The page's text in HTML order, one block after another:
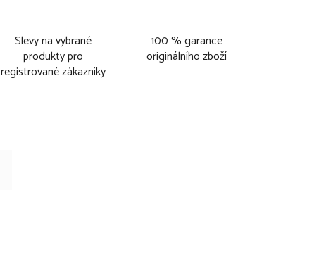
Slevy na vybrané
produkty pro
registrované zákazníky
100 % garance
originálního zboží